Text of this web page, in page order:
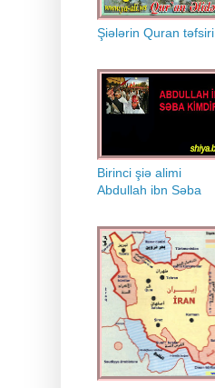
Şiələrin Quran təfsiri
Birinci şiə alimi
Abdullah ibn Səba